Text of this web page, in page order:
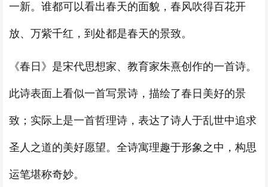
一新。谁都可以看出春天的面貌，春风吹得百花开
放、万紫千红，到处都是春天的景致。
《春日》是宋代思想家、教育家朱熹创作的一首诗。
此诗表面上看似一首写景诗，描绘了春日美好的景
致；实际上是一首哲理诗，表达了诗人于乱世中追求
圣人之道的美好愿望。全诗寓理趣于形象之中，构思
运笔堪称奇妙。